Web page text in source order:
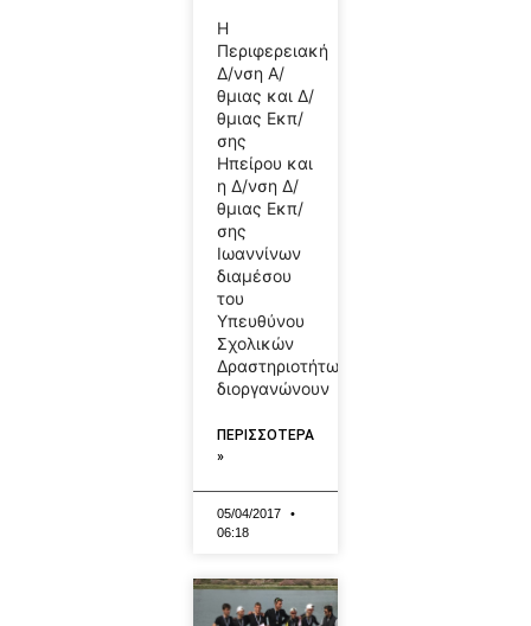
Η
Περιφερειακή
Δ/νση Α/
θμιας και Δ/
θμιας Εκπ/
σης
Ηπείρου και
η Δ/νση Δ/
θμιας Εκπ/
σης
Ιωαννίνων
διαμέσου
του
Υπευθύνου
Σχολικών
Δραστηριοτήτων
διοργανώνουν
ΠΕΡΙΣΣΟΤΕΡΑ
»
05/04/2017
06:18